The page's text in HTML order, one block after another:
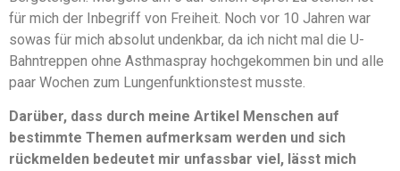
für mich der Inbegriff von Freiheit. Noch vor 10 Jahren war
sowas für mich absolut undenkbar, da ich nicht mal die U-
Bahntreppen ohne Asthmaspray hochgekommen bin und alle
paar Wochen zum Lungenfunktionstest musste.
Darüber, dass durch meine Artikel Menschen auf
bestimmte Themen aufmerksam werden und sich
rückmelden bedeutet mir unfassbar viel, lässt mich